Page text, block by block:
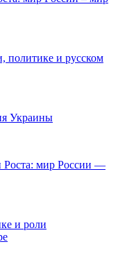
политике и русском
Украины
мир России —
и роли